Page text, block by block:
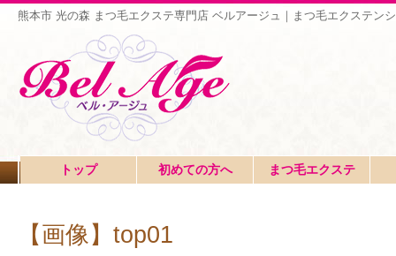
熊本市 光の森 まつ毛エクステ専門店 ベルアージュ｜まつ毛エクステ
トップ 初めての方へ まつ毛エクステ
【画像】top01